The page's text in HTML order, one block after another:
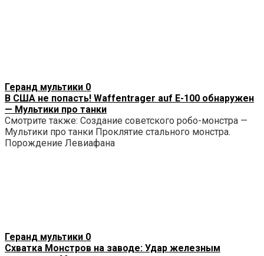
Геранд мультики 0
В США не попасть! Waffentrager auf E-100 обнаружен
— Мультики про танки
Смотрите также: Создание советского робо-монстра —
Мультики про танки Проклятие стального монстра.
Порождение Левиафана
Геранд мультики 0
Схватка Монстров на заводе: Удар железным